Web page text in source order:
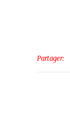
Partager: